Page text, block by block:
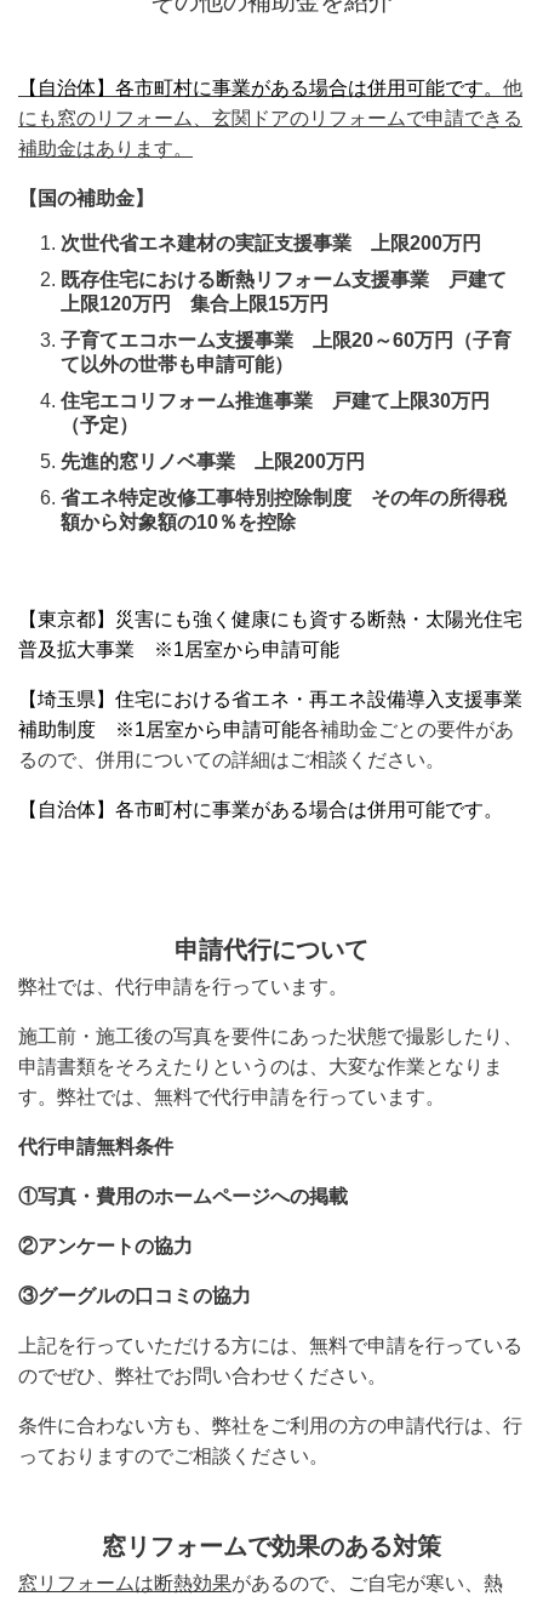
【自治体】各市町村に事業がある場合は併用可能です。 他
にも窓のリフォーム、玄関ドアのリフォームで申請できる
補助金はあります。
【国の補助金】
次世代省エネ建材の実証支援事業 上限200万円​
既存住宅における断熱リフォーム支援事業 戸建て
上限120万円 集合上限15万円
子育てエコホーム支援事業 上限20～60万円（子育
て以外の世帯も申請可能）
住宅エコリフォーム推進事業 戸建て上限30万円
（予定）
​先進的窓リノベ事業 上限200万円
省エネ特定改修工事特別控除制度 その年の所得税
額から対象額の10％を控除
【東京都】災害にも強く健康にも資する断熱・太陽光住宅
普及拡大事業 ※1居室から申請可能
【埼玉県】住宅における省エネ・再エネ設備導入支援事業
補助制度 ※1居室から申請可能各補助金ごとの要件があ
るので、併用についての詳細はご相談ください。
【自治体】各市町村に事業がある場合は併用可能です。
申請代行について
弊社では、代行申請を行っています。
施工前・施工後の写真を要件にあった状態で撮影したり、
申請書類をそろえたりというのは、大変な作業となりま
す。弊社では、無料で代行申請を行っています。
代行申請無料条件
①写真・費用のホームページへの掲載
②アンケートの協力
③グーグルの口コミの協力
上記を行っていただける方には、無料で申請を行っている
のでぜひ、弊社でお問い合わせください。
条件に合わない方も、弊社をご利用の方の申請代行は、行
っておりますのでご相談ください。
窓リフォームで効果のある対策
窓リフォームは断熱効果があるので、ご自宅が寒い、熱